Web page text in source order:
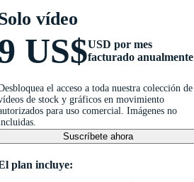
vídeo
US$USD por mes
facturado anualmente
el acceso a toda nuestra colección de
de stock y gráficos en movimiento
para uso comercial. Imágenes no
Suscríbete ahora
plan incluye: